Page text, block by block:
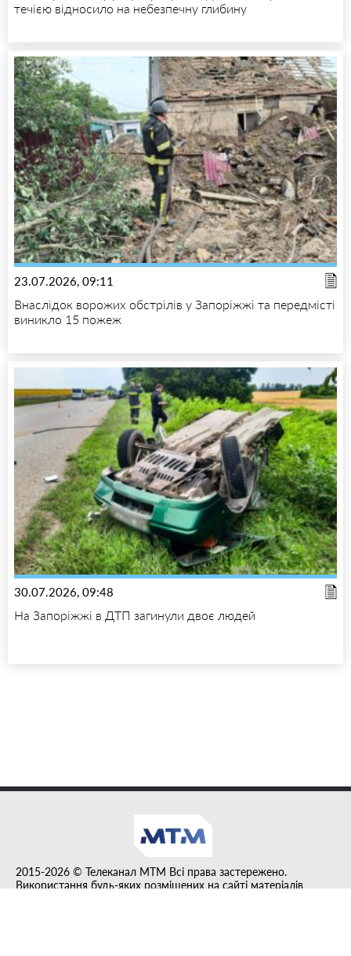
течією відносило на небезпечну глибину
23.07.2026, 09:11
Внаслідок ворожих обстрілів у Запоріжжі та передмісті
виникло 15 пожеж
30.07.2026, 09:48
На Запоріжжі в ДТП загинули двоє людей
2015-2026 © Телеканал MTM Всі права застережено.
Використання будь-яких розміщених на сайті матеріалів